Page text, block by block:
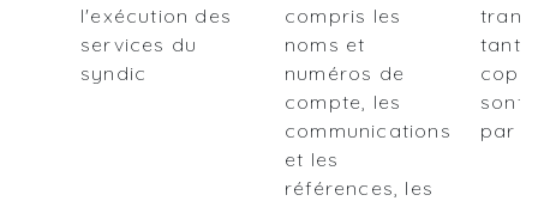
l'exécution des
services du
syndic
compris les
noms et
numéros de
compte, les
communications
et les
références, les
tant
sont
par